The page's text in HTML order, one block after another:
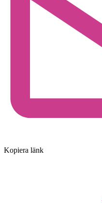
Kopiera länk